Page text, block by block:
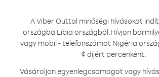
A Viber Outtal minőségi hívásokat
országba Líbia országból.Hívjon
vagy mobil - telefonszámot Nigéria
¢ díjért percenként.
Vásároljon egyenlegcsomagot vagy